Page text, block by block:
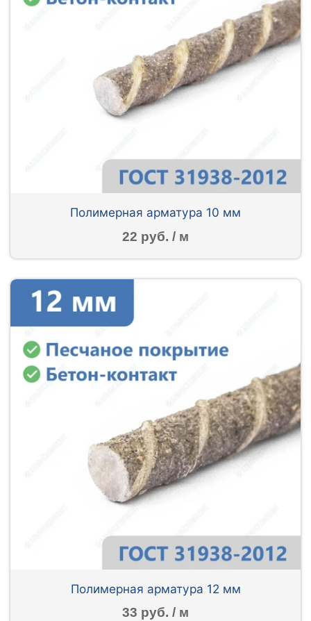
Полимерная арматура 10 мм
22 руб. / м
Полимерная арматура 12 мм
33 руб. / м